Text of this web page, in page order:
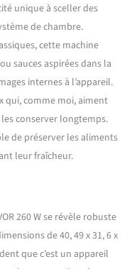
refroidissement
articles scellés
fraîcheur. Des
plus
telles que l’arrêt
le démarrage et
répondent aux
des
Facile à utiliser
des sacs
po/260 mm !
permettant de
facilement des
tailles.
unique à sceller des
de chambre.
cette machine
sauces aspirées dans la
internes à l’appareil.
qui, comme moi, aiment
conserver longtemps.
de préserver les aliments
leur fraîcheur.
260 W se révèle robuste
de 40, 49 x 31, 6 x
que c’est un appareil